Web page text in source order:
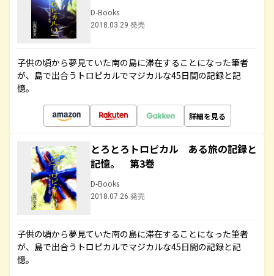
D-Books
2018.03.29 発売
子供の頃から夢見ていた南の島に滞在することになった筆者
が、島で出合うトロピカルでマジカルな45日間の記録と記
憶。
詳細を見る
とろとろトロピカル ある旅の記録と
記憶。 第3巻
D-Books
2018.07.26 発売
子供の頃から夢見ていた南の島に滞在することになった筆者
が、島で出合うトロピカルでマジカルな45日間の記録と記
憶。